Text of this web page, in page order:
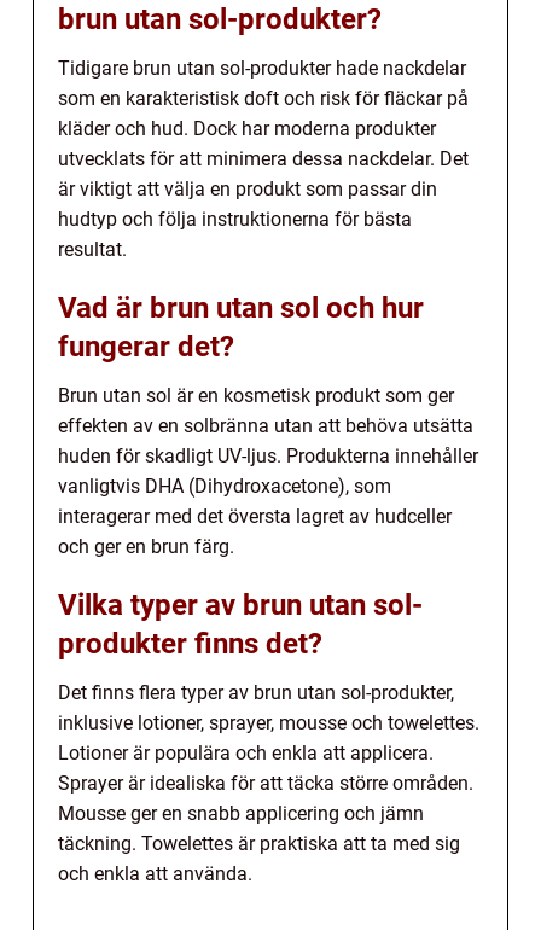
brun utan sol-produkter?
Tidigare brun utan sol-produkter hade nackdelar
som en karakteristisk doft och risk för fläckar på
kläder och hud. Dock har moderna produkter
utvecklats för att minimera dessa nackdelar. Det
är viktigt att välja en produkt som passar din
hudtyp och följa instruktionerna för bästa
resultat.
Vad är brun utan sol och hur
fungerar det?
Brun utan sol är en kosmetisk produkt som ger
effekten av en solbränna utan att behöva utsätta
huden för skadligt UV-ljus. Produkterna innehåller
vanligtvis DHA (Dihydroxacetone), som
interagerar med det översta lagret av hudceller
och ger en brun färg.
Vilka typer av brun utan sol-
produkter finns det?
Det finns flera typer av brun utan sol-produkter,
inklusive lotioner, sprayer, mousse och towelettes.
Lotioner är populära och enkla att applicera.
Sprayer är idealiska för att täcka större områden.
Mousse ger en snabb applicering och jämn
täckning. Towelettes är praktiska att ta med sig
och enkla att använda.